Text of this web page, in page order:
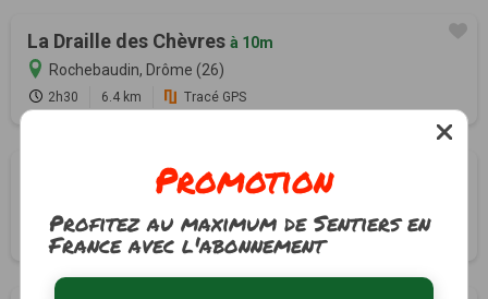
La Draille des Chèvres à 10m
Rochebaudin, Drôme (26)
2h30 6.4 km Tracé GPS
Le trou du furetà 2km
3h30 7.4 km Tracé GPS
Promotion
Profitez au maximum de Sentiers en
France avec l'abonnement